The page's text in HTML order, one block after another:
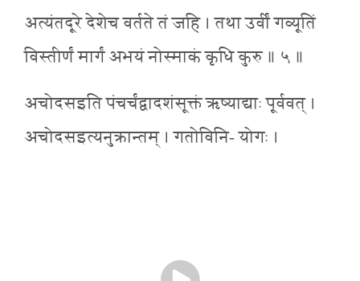
अत्यंतदूरे देशेच वर्तते तं जहि । तथा उर्वीं गव्यूतिं
विस्तीर्णं मार्गं अभयं नोस्माकं कृधि कुरु ॥ ५ ॥
अचोदसइति पंचर्चंद्वादशंसूक्तं ऋष्याद्याः पूर्ववत् ।
अचोदसइत्यनुक्रान्तम् । गतोविनि- योगः ।